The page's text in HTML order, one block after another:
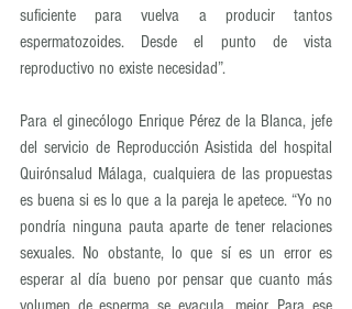
suficiente para vuelva a producir tantos
espermatozoides. Desde el punto de vista
reproductivo no existe necesidad”.
Para el ginecólogo Enrique Pérez de la Blanca, jefe
del servicio de Reproducción Asistida del hospital
Quirónsalud Málaga, cualquiera de las propuestas
es buena si es lo que a la pareja le apetece. “Yo no
pondría ninguna pauta aparte de tener relaciones
sexuales. No obstante, lo que sí es un error es
esperar al día bueno por pensar que cuanto más